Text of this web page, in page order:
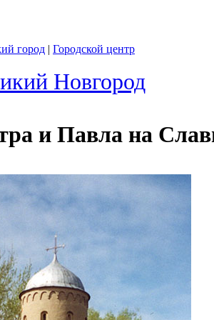
город | Городской центр
Новгород
и Павла на